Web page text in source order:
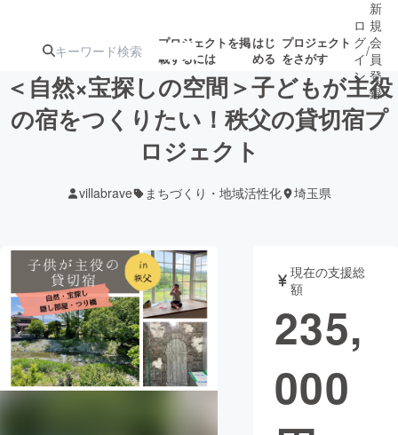
プロジェクトを掲
載するには
はじ
める
プロジェクト
をさがす
注目の新着プロ募集終了が近いプ
テクノロジー・ガジェット
映像・映画 書籍・雑誌
ビジネス・起業 チャレンジ
ロ
グ
イ
ン
/
新
規
会
員
登
録
＜自然×宝探しの空間＞子どもが主役
の宿をつくりたい！秩父の貸切宿プ
ロジェクト
villabrave まちづくり・地域活性化 埼玉県
現在の支援総
額
235,
000